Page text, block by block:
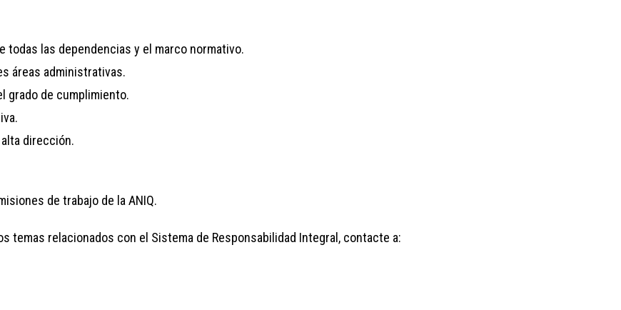
todas las dependencias y el marco normativo.
áreas administrativas.
grado de cumplimiento.
dirección.
de trabajo de la ANIQ.
temas relacionados con el Sistema de Responsabilidad Integral, contacte a: